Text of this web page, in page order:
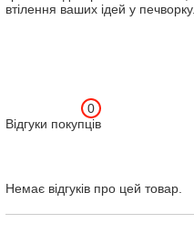
втілення ваших ідей у печворку.
Відгуки покупців
0
Немає відгуків про цей товар.